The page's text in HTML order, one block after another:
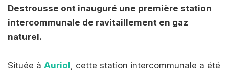
Destrousse ont inauguré une première station
intercommunale de ravitaillement en gaz
naturel.
Située à Auriol, cette station intercommunale a été